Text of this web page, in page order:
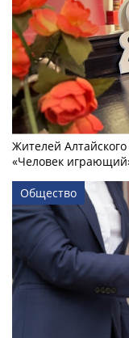
Жителей
«Человек
Общество